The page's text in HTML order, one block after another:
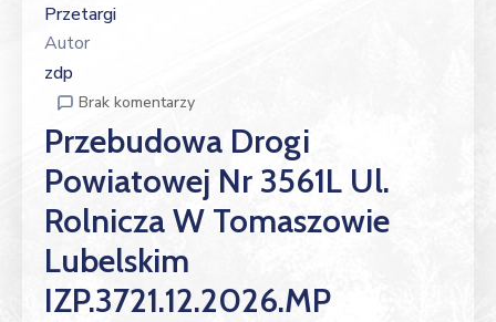
Przetargi
Autor
zdp
Brak komentarzy
Przebudowa Drogi
Powiatowej Nr 3561L Ul.
Rolnicza W Tomaszowie
Lubelskim
IZP.3721.12.2026.MP